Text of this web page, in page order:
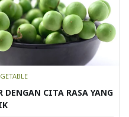
DENGAN CITA RASA YANG